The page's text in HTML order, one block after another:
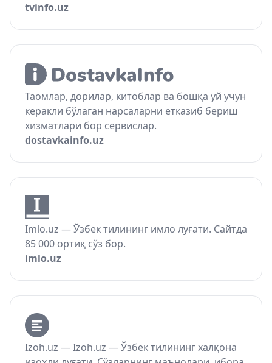
tvinfo.uz
Таомлар, дорилар, китоблар ва бошқа уй учун
керакли бўлаган нарсаларни етказиб бериш
хизматлари бор сервислар.
dostavkainfo.uz
Imlo.uz — Ўзбек тилининг имло луғати. Сайтда
85 000 ортиқ сўз бор.
imlo.uz
Izoh.uz — Izoh.uz — Ўзбек тилининг халқона